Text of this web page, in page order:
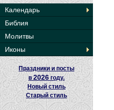
Календарь
Библия
Молитвы
Иконы
Праздники и посты
в2026 году.
Новый стиль
Старый стиль